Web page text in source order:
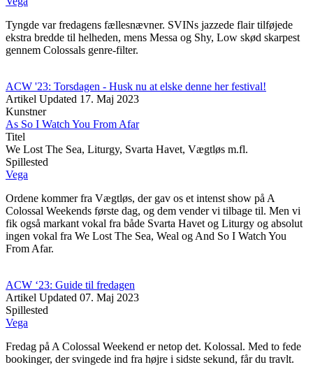
Tyngde var fredagens fællesnævner. SVINs jazzede flair tilføjede
ekstra bredde til helheden, mens Messa og Shy, Low skød skarpest
gennem Colossals genre-filter.
ACW '23: Torsdagen - Husk nu at elske denne her festival!
Artikel Updated 17. Maj 2023
Kunstner
As So I Watch You From Afar
Titel
We Lost The Sea, Liturgy, Svarta Havet, Vægtløs m.fl.
Spillested
Vega
Ordene kommer fra Vægtløs, der gav os et intenst show på A
Colossal Weekends første dag, og dem vender vi tilbage til. Men vi
fik også markant vokal fra både Svarta Havet og Liturgy og absolut
ingen vokal fra We Lost The Sea, Weal og And So I Watch You
From Afar.
ACW ‘23: Guide til fredagen
Artikel Updated 07. Maj 2023
Spillested
Vega
Fredag på A Colossal Weekend er netop det. Kolossal. Med to fede
bookinger, der svingede ind fra højre i sidste sekund, får du travlt.